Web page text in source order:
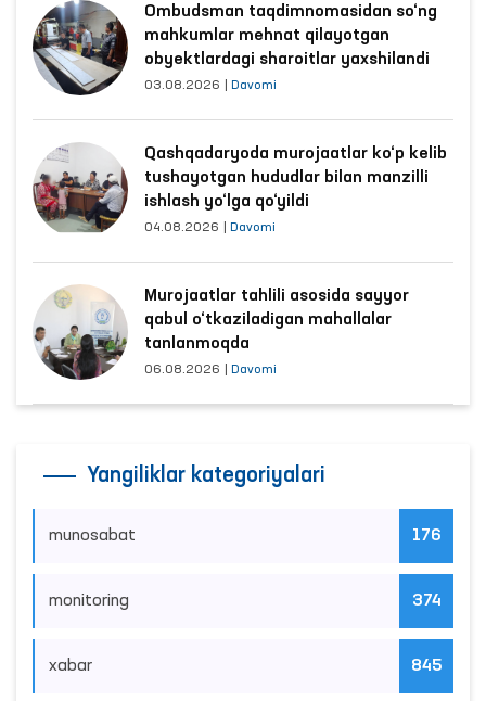
Ombudsman taqdimnomasidan so‘ng
mahkumlar mehnat qilayotgan
obyektlardagi sharoitlar yaxshilandi
03.08.2026 Davomi
Qashqadaryoda murojaatlar ko‘p kelib
tushayotgan hududlar bilan manzilli
ishlash yo‘lga qo‘yildi
04.08.2026 Davomi
Murojaatlar tahlili asosida sayyor
qabul o‘tkaziladigan mahallalar
tanlanmoqda
06.08.2026 Davomi
Yangiliklar kategoriyalari
munosabat 176
monitoring 374
xabar 845